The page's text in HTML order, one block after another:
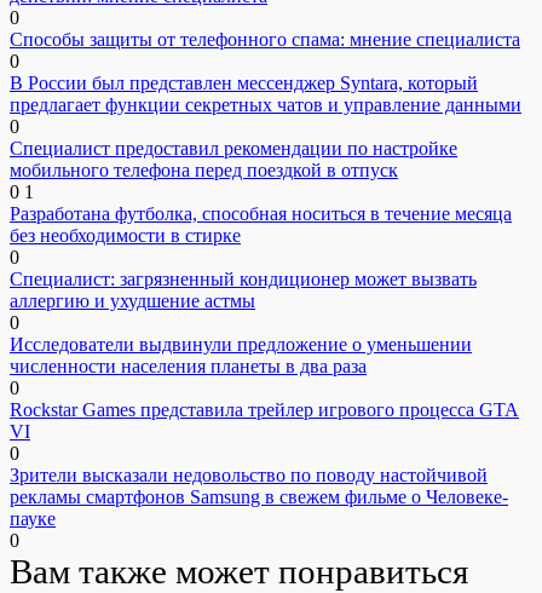
0
Способы защиты от телефонного спама: мнение специалиста
0
В России был представлен мессенджер Syntara, который
предлагает функции секретных чатов и управление данными
0
Специалист предоставил рекомендации по настройке
мобильного телефона перед поездкой в отпуск
0 1
Разработана футболка, способная носиться в течение месяца
без необходимости в стирке
0
Специалист: загрязненный кондиционер может вызвать
аллергию и ухудшение астмы
0
Исследователи выдвинули предложение о уменьшении
численности населения планеты в два раза
0
Rockstar Games представила трейлер игрового процесса GTA
VI
0
Зрители высказали недовольство по поводу настойчивой
рекламы смартфонов Samsung в свежем фильме о Человеке-
пауке
0
Вам также может понравиться